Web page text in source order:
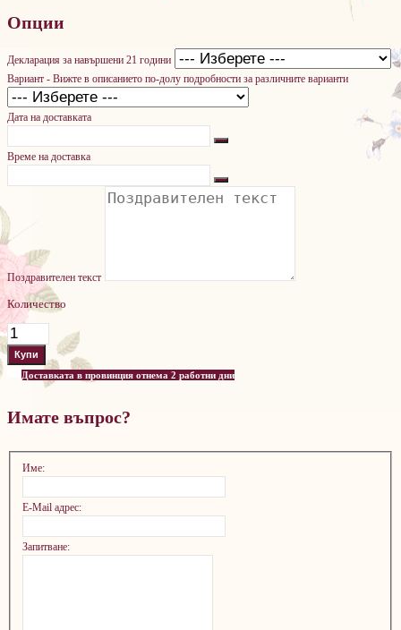
Опции
Декларация за навършени 21 години
Вариант - Вижте в описанието по-долу подробности за различните варианти
Дата на доставката
Време на доставка
Поздравителен текст
Количество
Доставката в провинция отнема 2 работни дни
Имате въпрос?
Име:
E-Mail адрес:
Запитване: